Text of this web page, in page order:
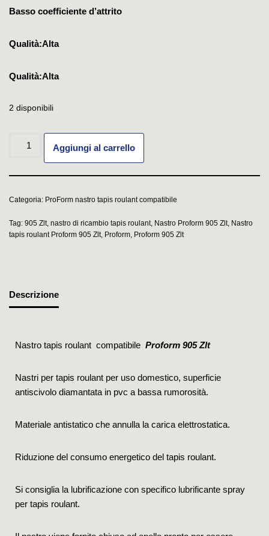
Basso coefficiente d’attrito
Qualità:Alta
Qualità:Alta
2 disponibili
Aggiungi al carrello
Categoria: ProForm nastro tapis roulant compatibile
Tag: 905 Zlt, nastro di ricambio tapis roulant, Nastro Proform 905 Zlt, Nastro
tapis roulant Proform 905 Zlt, Proform, Proform 905 Zlt
Descrizione
Nastro tapis roulant compatibile Proform 905 Zlt
Nastri per tapis roulant per uso domestico, superficie
antiscivolo diamantata in pvc a bassa rumorosità.
Materiale antistatico che annulla la carica elettrostatica.
Riduzione del consumo energetico del tapis roulant.
Si consiglia la lubrificazione con specifico lubrificante spray
per tapis roulant.